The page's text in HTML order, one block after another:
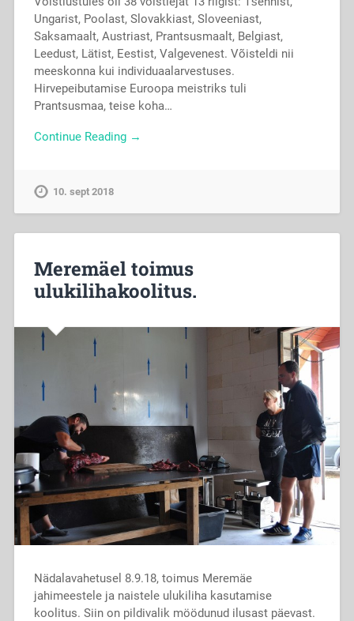
Ungarist, Poolast, Slovakkiast, Sloveeniast,
Saksamaalt, Austriast, Prantsusmaalt, Belgiast,
Leedust, Lätist, Eestist, Valgevenest. Võisteldi nii
meeskonna kui individuaalarvestuses.
Hirvepeibutamise Euroopa meistriks tuli
Prantsusmaa, teise koha…
Continue Reading →
10. sept 2018
Meremäel toimus
ulukilihakoolitus.
Nädalavahetusel 8.9.18, toimus Meremäe
jahimeestele ja naistele ulukiliha kasutamise
koolitus. Siin on pildivalik möödunud ilusast päevast.